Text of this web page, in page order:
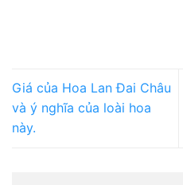
Giá của Hoa Lan Đai Châu
và ý nghĩa của loài hoa
này.